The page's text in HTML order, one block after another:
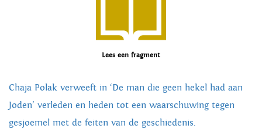
Lees een fragment
Chaja Polak verweeft in ‘De man die geen hekel had aan
Joden’ verleden en heden tot een waarschuwing tegen
gesjoemel met de feiten van de geschiedenis.